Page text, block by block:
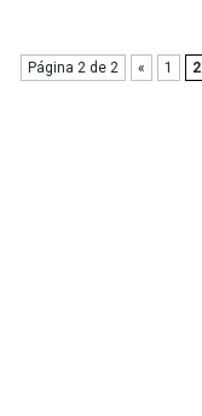
Página 2 de 2 « 1 2